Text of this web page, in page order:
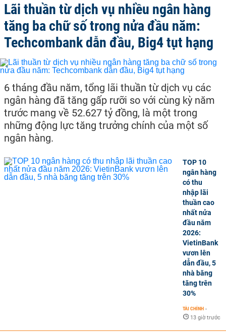
Lãi thuần từ dịch vụ nhiều ngân hàng
tăng ba chữ số trong nửa đầu năm:
Techcombank dẫn đầu, Big4 tụt hạng
6 tháng đầu năm, tổng lãi thuần từ dịch vụ các
ngân hàng đã tăng gấp rưỡi so với cùng kỳ năm
trước mang về 52.627 tỷ đồng, là một trong
những động lực tăng trưởng chính của một số
ngân hàng.
TOP 10
ngân hàng
có thu
nhập lãi
thuần cao
nhất nửa
đầu năm
2026:
VietinBank
vươn lên
dẫn đầu, 5
nhà băng
tăng trên
30%
TÀI CHÍNH -
13 giờ trước